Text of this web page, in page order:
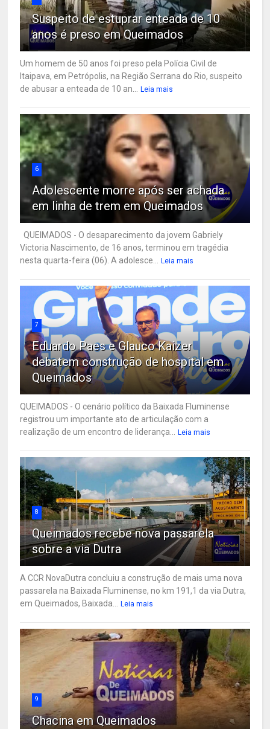
Suspeito de estuprar enteada de 10
anos é preso em Queimados
Um homem de 50 anos foi preso pela Polícia Civil de
Itaipava, em Petrópolis, na Região Serrana do Rio, suspeito
de abusar a enteada de 10 an... Leia mais
6
Adolescente morre após ser achada
em linha de trem em Queimados
QUEIMADOS - O desaparecimento da jovem Gabriely
Victoria Nascimento, de 16 anos, terminou em tragédia
nesta quarta-feira (06). A adolesce... Leia mais
7
Eduardo Paes e Glauco Kaizer
debatem construção de hospital em
Queimados
QUEIMADOS - O cenário político da Baixada Fluminense
registrou um importante ato de articulação com a
realização de um encontro de liderança... Leia mais
8
Queimados recebe nova passarela
sobre a via Dutra
A CCR NovaDutra concluiu a construção de mais uma nova
passarela na Baixada Fluminense, no km 191,1 da via Dutra,
em Queimados, Baixada... Leia mais
9
Chacina em Queimados